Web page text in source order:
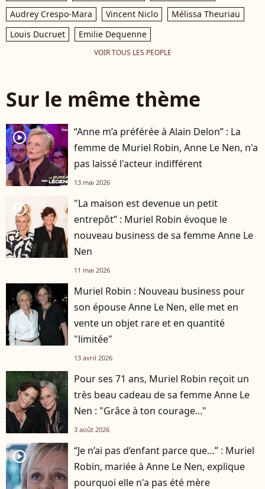
Audrey Crespo-Mara
Vincent Niclo
Mélissa Theuriau
Louis Ducruet
Emilie Dequenne
VOIR TOUS LES PEOPLE
Sur le même thème
player2
“Anne m’a préférée à Alain Delon” : La
femme de Muriel Robin, Anne Le Nen, n'a
pas laissé l'acteur indifférent
13 mai 2026
player2
"La maison est devenue un petit
entrepôt” : Muriel Robin évoque le
nouveau business de sa femme Anne Le
Nen
11 mai 2026
Muriel Robin : Nouveau business pour
son épouse Anne Le Nen, elle met en
vente un objet rare et en quantité
"limitée"
13 avril 2026
Pour ses 71 ans, Muriel Robin reçoit un
très beau cadeau de sa femme Anne Le
Nen : "Grâce à ton courage..."
3 août 2026
player2
“Je n’ai pas d’enfant parce que…” : Muriel
Robin, mariée à Anne Le Nen, explique
pourquoi elle n'a pas été mère